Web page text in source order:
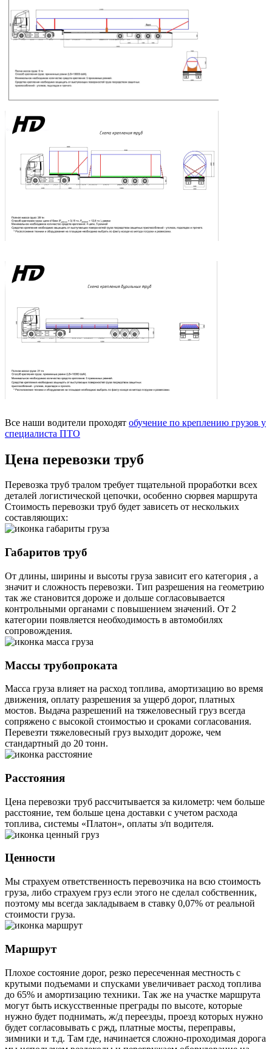
Все наши водители проходят обучение по креплению грузов у
специалиста ПТО
Цена перевозки труб
Перевозка труб тралом требует тщательной проработки всех
деталей логистической цепочки, особенно сюрвея маршрута
Стоимость перевозки труб будет зависеть от нескольких
составляющих:
Габаритов труб
От длины, ширины и высоты груза зависит его категория , а
значит и сложность перевозки. Тип разрешения на геометрию
так же становится дороже и дольше согласовывается
контрольными органами с повышением значений. От 2
категории появляется необходимость в автомобилях
сопровождения.
Массы трубопроката
Масса груза влияет на расход топлива, амортизацию во время
движения, оплату разрешения за ущерб дорог, платных
мостов. Выдача разрешений на тяжеловесный груз всегда
сопряжено с высокой стоимостью и сроками согласования.
Перевезти тяжеловесный груз выходит дороже, чем
стандартный до 20 тонн.
Расстояния
Цена перевозки труб рассчитывается за километр: чем больше
расстояние, тем больше цена доставки с учетом расхода
топлива, системы «Платон», оплаты з/п водителя.
Ценности
Мы страхуем ответственность перевозчика на всю стоимость
груза, либо страхуем груз если этого не сделал собственник,
поэтому мы всегда закладываем в ставку 0,07% от реальной
стоимости груза.
Маршрут
Плохое состояние дорог, резко пересеченная местность с
крутыми подъемами и спусками увеличивает расход топлива
до 65% и амортизацию техники. Так же на участке маршрута
могут быть искусственные преграды по высоте, которые
нужно будет поднимать, ж/д переезды, проезд которых нужно
будет согласовывать с ржд, платные мосты, переправы,
зимники и т.д. Там где, начинается сложно-проходимая дорога